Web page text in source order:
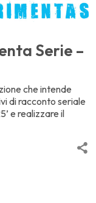
Serie –
che intende
di racconto seriale
e realizzare il